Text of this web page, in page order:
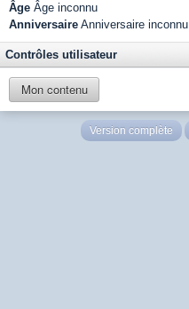
Âge Âge inconnu
Anniversaire Anniversaire inconnu
Contrôles utilisateur
Mon contenu
Version complète